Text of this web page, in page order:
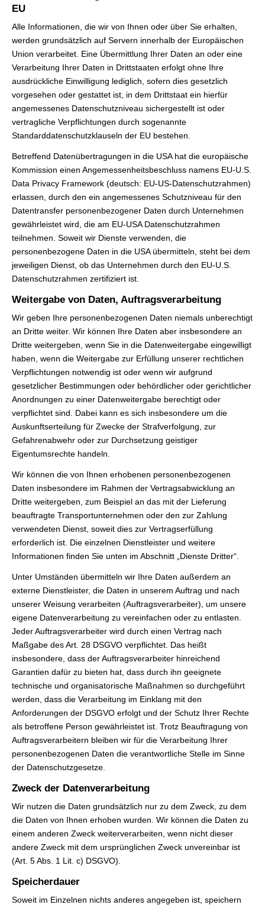
EU
Alle Informationen, die wir von Ihnen oder über Sie erhalten,
werden grundsätzlich auf Servern innerhalb der Europäischen
Union verarbeitet. Eine Übermittlung Ihrer Daten an oder eine
Verarbeitung Ihrer Daten in Drittstaaten erfolgt ohne Ihre
ausdrückliche Einwilligung lediglich, sofern dies gesetzlich
vorgesehen oder gestattet ist, in dem Drittstaat ein hierfür
angemessenes Datenschutzniveau sichergestellt ist oder
vertragliche Verpflichtungen durch sogenannte
Standarddatenschutzklauseln der EU bestehen.
Betreffend Datenübertragungen in die USA hat die europäische
Kommission einen Angemessenheitsbeschluss namens EU-U.S.
Data Privacy Framework (deutsch: EU-US-Datenschutzrahmen)
erlassen, durch den ein angemessenes Schutzniveau für den
Datentransfer personenbezogener Daten durch Unternehmen
gewährleistet wird, die am EU-USA Datenschutzrahmen
teilnehmen. Soweit wir Dienste verwenden, die
personenbezogene Daten in die USA übermitteln, steht bei dem
jeweiligen Dienst, ob das Unternehmen durch den EU-U.S.
Datenschutzrahmen zertifiziert ist.
Weitergabe von Daten, Auftragsverarbeitung
Wir geben Ihre personenbezogenen Daten niemals unberechtigt
an Dritte weiter. Wir können Ihre Daten aber insbesondere an
Dritte weitergeben, wenn Sie in die Datenweitergabe eingewilligt
haben, wenn die Weitergabe zur Erfüllung unserer rechtlichen
Verpflichtungen notwendig ist oder wenn wir aufgrund
gesetzlicher Bestimmungen oder behördlicher oder gerichtlicher
Anordnungen zu einer Datenweitergabe berechtigt oder
verpflichtet sind. Dabei kann es sich insbesondere um die
Auskunftserteilung für Zwecke der Strafverfolgung, zur
Gefahrenabwehr oder zur Durchsetzung geistiger
Eigentumsrechte handeln.
Wir können die von Ihnen erhobenen personenbezogenen
Daten insbesondere im Rahmen der Vertragsabwicklung an
Dritte weitergeben, zum Beispiel an das mit der Lieferung
beauftragte Transportunternehmen oder den zur Zahlung
verwendeten Dienst, soweit dies zur Vertragserfüllung
erforderlich ist. Die einzelnen Dienstleister und weitere
Informationen finden Sie unten im Abschnitt „Dienste Dritter“.
Unter Umständen übermitteln wir Ihre Daten außerdem an
externe Dienstleister, die Daten in unserem Auftrag und nach
unserer Weisung verarbeiten (Auftragsverarbeiter), um unsere
eigene Datenverarbeitung zu vereinfachen oder zu entlasten.
Jeder Auftragsverarbeiter wird durch einen Vertrag nach
Maßgabe des Art. 28 DSGVO verpflichtet. Das heißt
insbesondere, dass der Auftragsverarbeiter hinreichend
Garantien dafür zu bieten hat, dass durch ihn geeignete
technische und organisatorische Maßnahmen so durchgeführt
werden, dass die Verarbeitung im Einklang mit den
Anforderungen der DSGVO erfolgt und der Schutz Ihrer Rechte
als betroffene Person gewährleistet ist. Trotz Beauftragung von
Auftragsverarbeitern bleiben wir für die Verarbeitung Ihrer
personenbezogenen Daten die verantwortliche Stelle im Sinne
der Datenschutzgesetze.
Zweck der Datenverarbeitung
Wir nutzen die Daten grundsätzlich nur zu dem Zweck, zu dem
die Daten von Ihnen erhoben wurden. Wir können die Daten zu
einem anderen Zweck weiterverarbeiten, wenn nicht dieser
andere Zweck mit dem ursprünglichen Zweck unvereinbar ist
(Art. 5 Abs. 1 Lit. c) DSGVO).
Speicherdauer
Soweit im Einzelnen nichts anderes angegeben ist, speichern